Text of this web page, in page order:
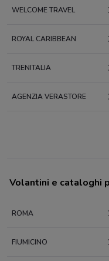
WELCOME TRAVEL
ROYAL CARIBBEAN
TRENITALIA
AGENZIA VERASTORE
Volantini e cataloghi
ROMA
FIUMICINO